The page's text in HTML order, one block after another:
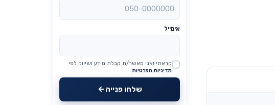
אימייל
Website
קראתי ואני מאשר/ת קבלת מידע ושיווק לפי
מדיניות הפרטיות
שלחו פנייה